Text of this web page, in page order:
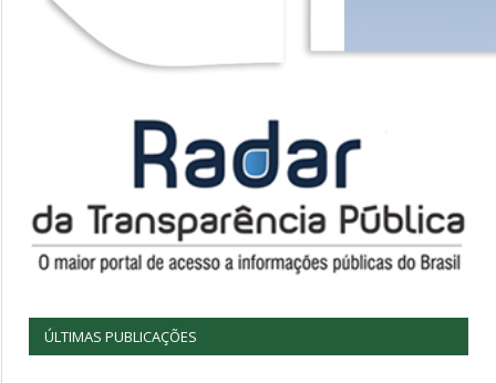
ÚLTIMAS PUBLICAÇÕES